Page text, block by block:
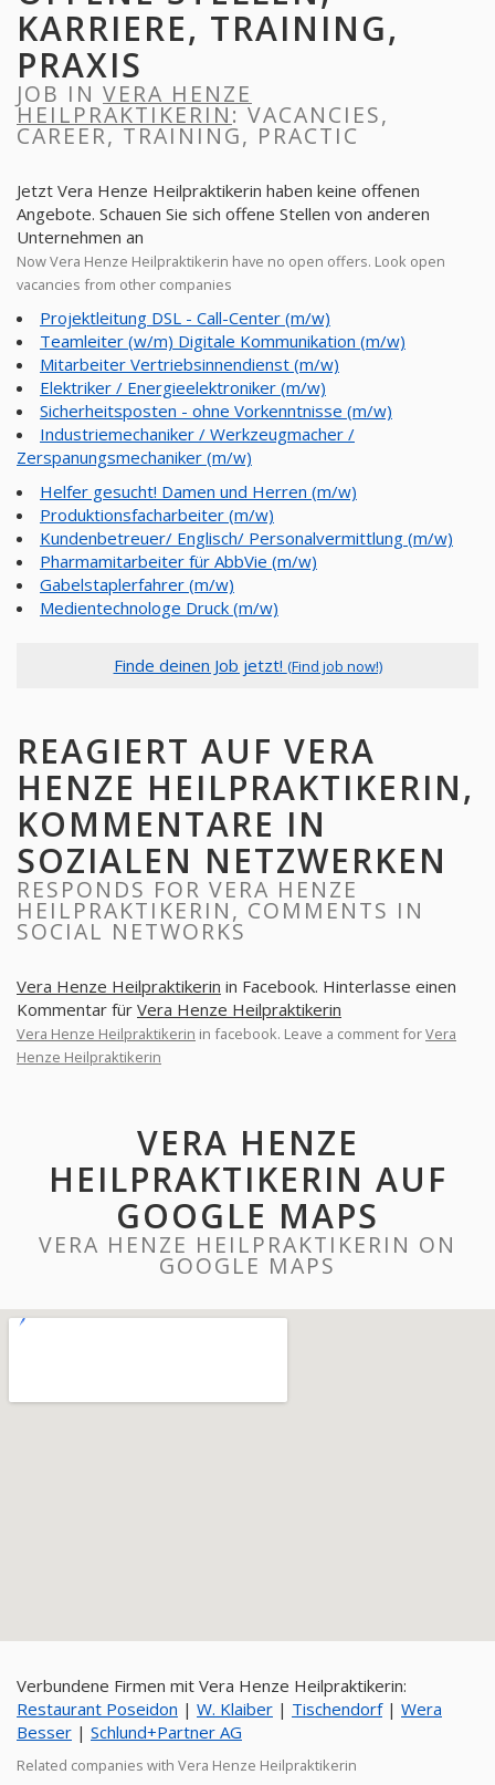
KARRIERE, TRAINING,
PRAXIS
JOB IN VERA HENZE
HEILPRAKTIKERIN: VACANCIES,
CAREER, TRAINING, PRACTIC
Jetzt Vera Henze Heilpraktikerin haben keine offenen
Angebote. Schauen Sie sich offene Stellen von anderen
Unternehmen an
Now Vera Henze Heilpraktikerin have no open offers. Look open
vacancies from other companies
Projektleitung DSL - Call-Center (m/w)
Teamleiter (w/m) Digitale Kommunikation (m/w)
Mitarbeiter Vertriebsinnendienst (m/w)
Elektriker / Energieelektroniker (m/w)
Sicherheitsposten - ohne Vorkenntnisse (m/w)
Industriemechaniker / Werkzeugmacher /
Zerspanungsmechaniker (m/w)
Helfer gesucht! Damen und Herren (m/w)
Produktionsfacharbeiter (m/w)
Kundenbetreuer/ Englisch/ Personalvermittlung (m/w)
Pharmamitarbeiter für AbbVie (m/w)
Gabelstaplerfahrer (m/w)
Medientechnologe Druck (m/w)
Finde deinen Job jetzt! (Find job now!)
REAGIERT AUF VERA
HENZE HEILPRAKTIKERIN,
KOMMENTARE IN
SOZIALEN NETZWERKEN
RESPONDS FOR VERA HENZE
HEILPRAKTIKERIN, COMMENTS IN
SOCIAL NETWORKS
Vera Henze Heilpraktikerin in Facebook. Hinterlasse einen
Kommentar für Vera Henze Heilpraktikerin
Vera Henze Heilpraktikerin in facebook. Leave a comment forVera
Henze Heilpraktikerin
VERA HENZE
HEILPRAKTIKERIN AUF
GOOGLE MAPS
VERA HENZE HEILPRAKTIKERIN ON
GOOGLE MAPS
Verbundene Firmen mit Vera Henze Heilpraktikerin:
Restaurant Poseidon | W. Klaiber | Tischendorf| Wera
Besser | Schlund+Partner AG
Related companies with Vera Henze Heilpraktikerin